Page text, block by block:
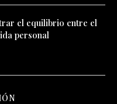
el equilibrio entre el
personal